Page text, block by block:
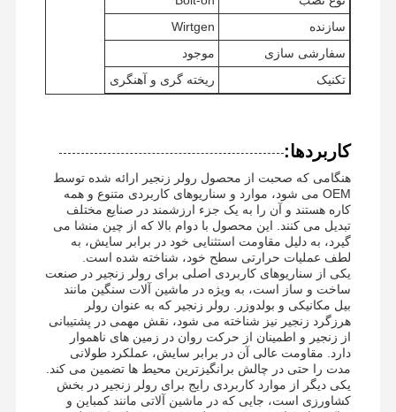
خانه محصولات فیلم های نمایش VR
سازنده
Wirtgen
سفارشی سازی
موجود
تکنیک
ریخته گری و آهنگری
کاربردها:
هنگامی که صحبت از محصول رولر زنجیر ارائه شده توسط
OEM می شود، موارد و سناریوهای کاربردی متنوع و همه
کاره هستند و آن را به یک جزء ارزشمند در صنایع مختلف
تبدیل می کنند. این محصول با دوام بالا که از چین منشا می
گیرد، به دلیل مقاومت استثنایی خود در برابر سایش، به
لطف عملیات حرارتی سطح خود، شناخته شده است.
یکی از سناریوهای کاربردی اصلی برای رولر زنجیر در صنعت
ساخت و ساز است، به ویژه در ماشین آلات سنگین مانند
بیل مکانیکی و بولدوزر. رولر زنجیر که به عنوان رولر
هرزگرد زنجیر نیز شناخته می شود، نقش مهمی در پشتیبانی
از زنجیر و اطمینان از حرکت روان در زمین های ناهموار
دارد. مقاومت عالی آن در برابر سایش، عملکرد طولانی
مدت را حتی در چالش برانگیزترین محیط ها تضمین می کند.
یکی دیگر از موارد کاربردی رایج برای رولر زنجیر در بخش
کشاورزی است، جایی که در ماشین آلاتی مانند کمباین و